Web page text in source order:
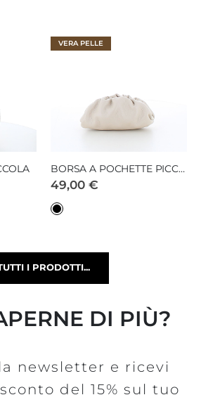
VERA PELLE
BORSA A POCHETTE PICCOLA
49,00 €
I PRODOTTI...
DI PIÙ?
newsletter e ricevi
del 15% sul tuo